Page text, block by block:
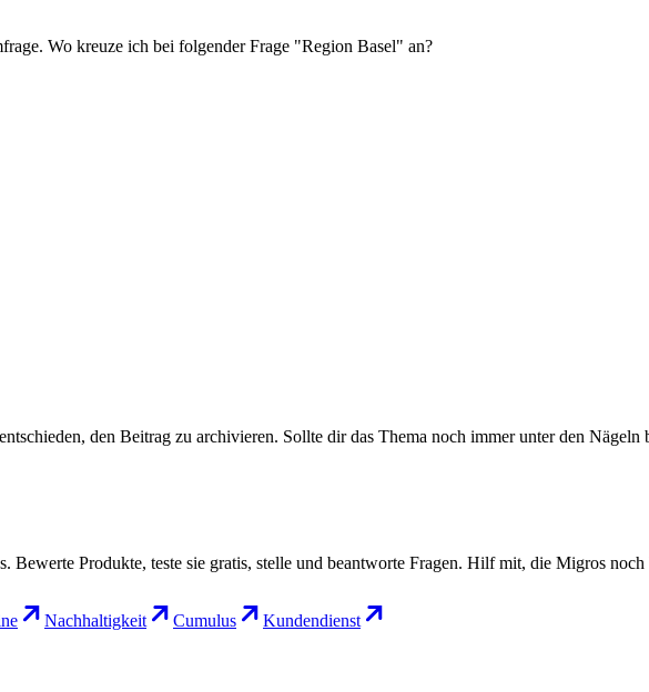
Wo kreuze ich bei folgender Frage "Region Basel" an?
den Beitrag zu archivieren. Sollte dir das Thema noch immer unter den Nägeln
Produkte, teste sie gratis, stelle und beantworte Fragen. Hilf mit, die Migros noch
Nachhaltigkeit Cumulus Kundendienst